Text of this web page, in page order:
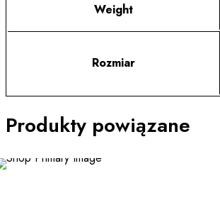
Weight
Rozmiar
Produkty powiązane